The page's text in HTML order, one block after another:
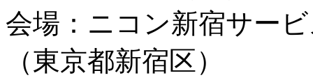
会場：ニコン新宿サー
（東京都新宿区）